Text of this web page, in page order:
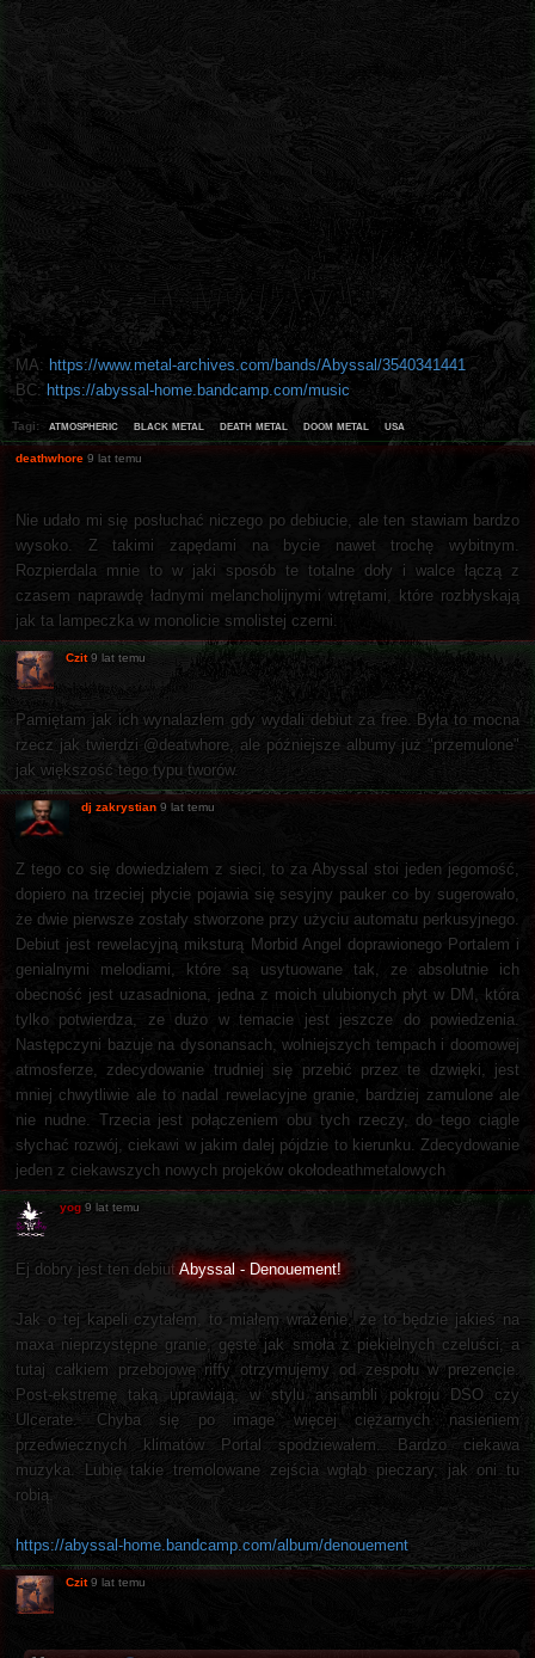
MA: https://www.metal-archives.com/bands/Abyssal/3540341441
BC: https://abyssal-home.bandcamp.com/music
Tagi: atmospheric black metal death metal doom metal usa
deathwhore 9 lat temu
Nie udało mi się posłuchać niczego po debiucie, ale ten stawiam bardzo
wysoko. Z takimi zapędami na bycie nawet trochę wybitnym.
Rozpierdala mnie to w jaki sposób te totalne doły i walce łączą z
czasem naprawdę ładnymi melancholijnymi wtrętami, które rozbłyskają
jak ta lampeczka w monolicie smolistej czerni.
Czit 9 lat temu
Pamiętam jak ich wynalazłem gdy wydali debiut za free. Była to mocna
rzecz jak twierdzi @deatwhore, ale późniejsze albumy już "przemulone"
jak większość tego typu tworów.
dj zakrystian 9 lat temu
Z tego co się dowiedziałem z sieci, to za Abyssal stoi jeden jegomość,
dopiero na trzeciej płycie pojawia się sesyjny pauker co by sugerowało,
że dwie pierwsze zostały stworzone przy użyciu automatu perkusyjnego.
Debiut jest rewelacyjną miksturą Morbid Angel doprawionego Portalem i
genialnymi melodiami, które są usytuowane tak, ze absolutnie ich
obecność jest uzasadniona, jedna z moich ulubionych płyt w DM, która
tylko potwierdza, ze dużo w temacie jest jeszcze do powiedzenia.
Następczyni bazuje na dysonansach, wolniejszych tempach i doomowej
atmosferze, zdecydowanie trudniej się przebić przez te dzwięki, jest
mniej chwytliwie ale to nadal rewelacyjne granie, bardziej zamulone ale
nie nudne. Trzecia jest połączeniem obu tych rzeczy, do tego ciągle
słychać rozwój, ciekawi w jakim dalej pójdzie to kierunku. Zdecydowanie
jeden z ciekawszych nowych projeków okołodeathmetalowych
yog 9 lat temu
Ej dobry jest ten debiut Abyssal - Denouement!
Jak o tej kapeli czytałem, to miałem wrażenie, że to będzie jakieś na
maxa nieprzystępne granie, gęste jak smoła z piekielnych czeluści, a
tutaj całkiem przebojowe riffy otrzymujemy od zespołu w prezencie.
Post-ekstremę taką uprawiają, w stylu ansambli pokroju DSO czy
Ulcerate. Chyba się po image więcej ciężarnych nasieniem
przedwiecznych klimatów Portal spodziewałem. Bardzo ciekawa
muzyka. Lubię takie tremolowane zejścia wgłąb pieczary, jak oni tu
robią.
https://abyssal-home.bandcamp.com/album/denouement
Czit 9 lat temu